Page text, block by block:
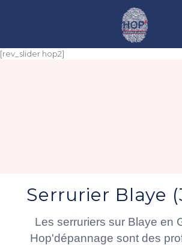
[rev_slider hop2]
Serrurier Blaye
Les serruriers sur Blaye en
Hop'dépannage sont des